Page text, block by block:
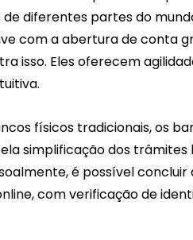
diferentes partes do
com a abertura de conta
isso. Eles oferecem
físicos tradicionais, os
simplificação dos
é possível
com verificação de